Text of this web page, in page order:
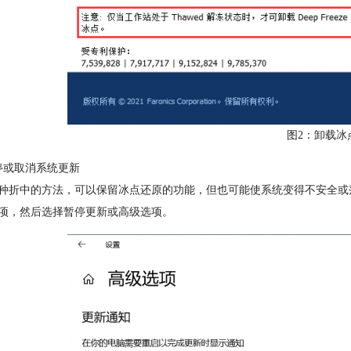
图2：卸载冰
或取消系统更新
折中的方法，可以保留冰点还原的功能，但也可能使系统变得不安全
，然后选择暂停更新或高级选项。